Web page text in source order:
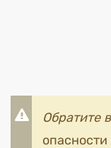
Обратите
опасности